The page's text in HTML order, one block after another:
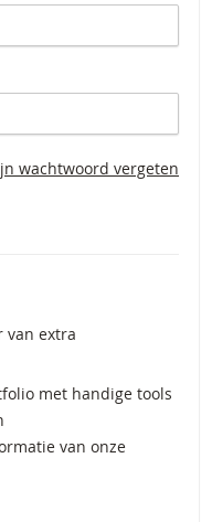
wachtwoord vergeten
van extra
met handige tools
van onze